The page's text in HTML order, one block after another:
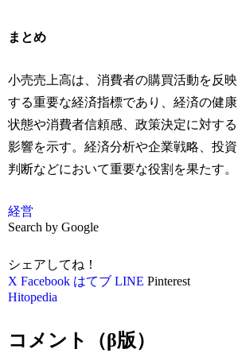
まとめ
小売売上高は、消費者の購買活動を反映
する重要な経済指標であり、経済の健康
状態や消費者信頼感、政策決定に対する
影響を示す。経済分析や企業戦略、投資
判断などにおいて重要な役割を果たす。
経営
Search by Google
シェアしてね！
X Facebook はてブ LINE Pinterest
Hitopedia
コメント（β版）